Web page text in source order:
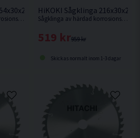
40T
Sågklinga av härdad korrosionsbeständigt stål för kapning i hårt och mjukt trä.
HiKOKI Sågklinga
Sågklinga av härdad korrosionsbeständigt stål för mycket fin sågning i hårt och mjukt trä.
959 kr
519 kr
Skickas normalt inom 1-3 dagar